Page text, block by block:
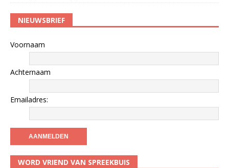
NIEUWSBRIEF
Voornaam
Achternaam
Emailadres:
WORD VRIEND VAN SPREEKBUIS